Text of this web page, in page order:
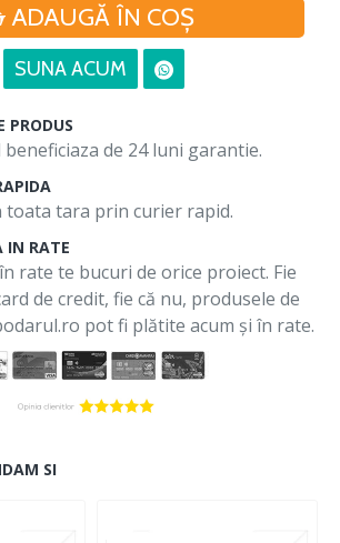
ADAUGĂ ÎN COŞ
SUNA ACUM
PRODUS
de 24 luni garantie.
toata tara prin curier rapid.
IN RATE
rate te bucuri de orice proiect. Fie
de credit, fie că nu, produsele de
pot fi plătite acum și în rate.
SI